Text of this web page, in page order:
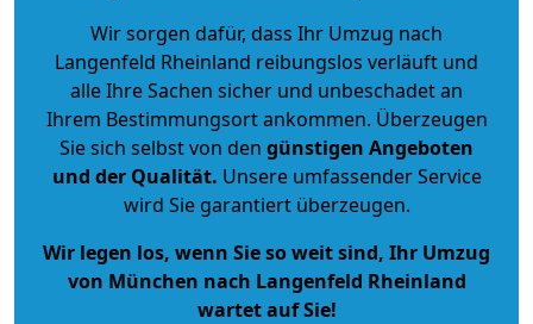
Wir sorgen dafür, dass Ihr Umzug nach
Langenfeld Rheinland reibungslos verläuft und
alle Ihre Sachen sicher und unbeschadet an
Ihrem Bestimmungsort ankommen. Überzeugen
Sie sich selbst von den günstigen Angeboten
und der Qualität. Unsere umfassender Service
wird Sie garantiert überzeugen.
Wir legen los, wenn Sie so weit sind, Ihr Umzug
von München nach Langenfeld Rheinland
wartet auf Sie!